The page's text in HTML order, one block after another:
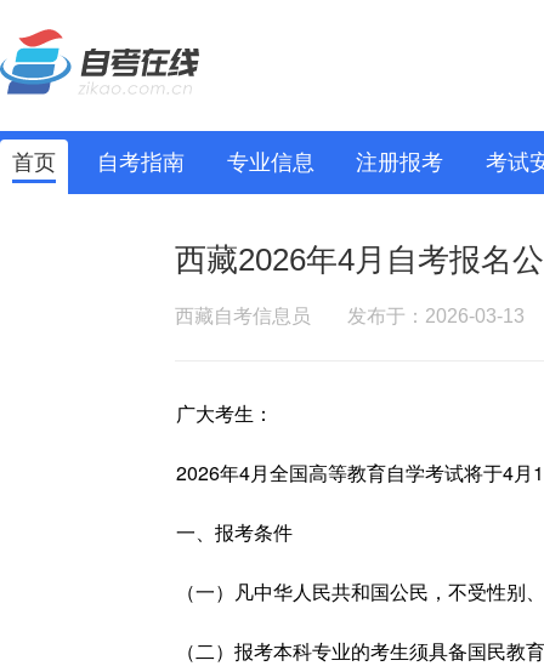
首页 自考指南 专业信息 注册报考 考试
西藏2026年4月自考报名
西藏自考信息员 发布于：2026-03-13
广大考生：
2026年4月全国高等教育自学考试将于4
一、报考条件
（一）凡中华人民共和国公民，不受性
（二）报考本科专业的考生须具备国民教